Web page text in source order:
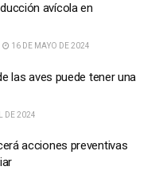
avícola en
16 DE MAYO DE 2024
las aves puede tener una
DE 2024
acciones preventivas